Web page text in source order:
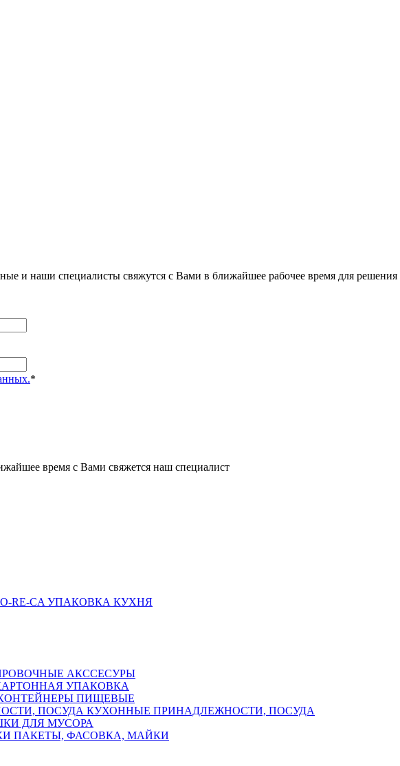
и наши специалисты свяжутся с Вами в ближайшее рабочее время для
*
время с Вами свяжется наш специалист
RE-CA УПАКОВКА КУХНЯ
АКССЕСУРЫ
УПАКОВКА
ПИЩЕВЫЕ
КУХОННЫЕ ПРИНАДЛЕЖНОСТИ, ПОСУДА
ДЛЯ МУСОРА
ПАКЕТЫ, ФАСОВКА, МАЙКИ